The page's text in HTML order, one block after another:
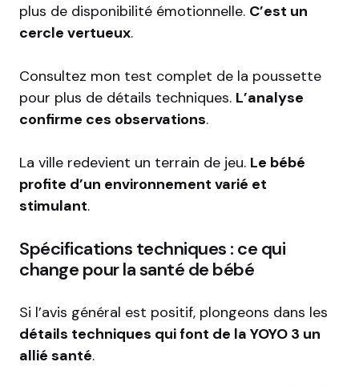
plus de disponibilité émotionnelle. C’est un
cercle vertueux.
Consultez mon test complet de la poussette
pour plus de détails techniques. L’analyse
confirme ces observations.
La ville redevient un terrain de jeu. Le bébé
profite d’un environnement varié et
stimulant.
Spécifications techniques : ce qui
change pour la santé de bébé
Si l’avis général est positif, plongeons dans les
détails techniques qui font de la YOYO 3 un
allié santé.